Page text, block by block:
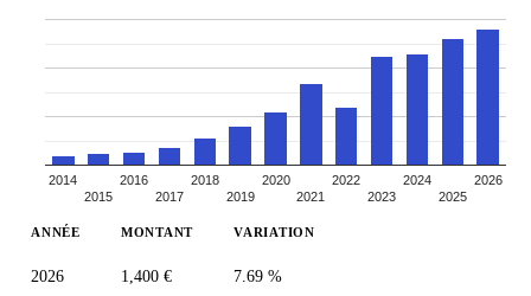
2014
2015
2016
2017
2018
2019
2020
2021
2022
2023
2024
2025
2026
ANNÉE MONTANT VARIATION
2026 1,400 € 7.69 %